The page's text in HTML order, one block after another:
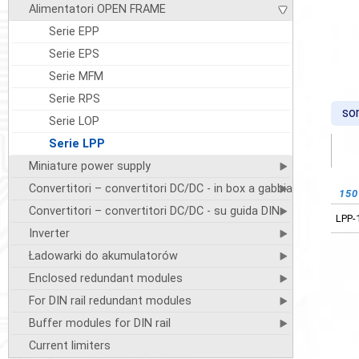
Alimentatori OPEN FRAME
Serie EPP
Serie EPS
Serie MFM
Serie RPS
Serie LOP
Serie LPP
Miniature power supply
Convertitori – convertitori DC/DC - in box a gabbia
Convertitori – convertitori DC/DC - su guida DIN
Inverter
Ładowarki do akumulatorów
Enclosed redundant modules
For DIN rail redundant modules
Buffer modules for DIN rail
Current limiters